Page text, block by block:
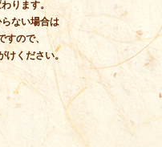
ります。
ない場合は
ので、
ください。